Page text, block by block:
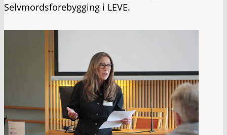
Selvmordsforebygging i LEVE.